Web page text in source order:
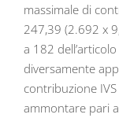
massimale di
247,39 (2.692 x
a 182
diversamente
contribuzione
ammontare pari